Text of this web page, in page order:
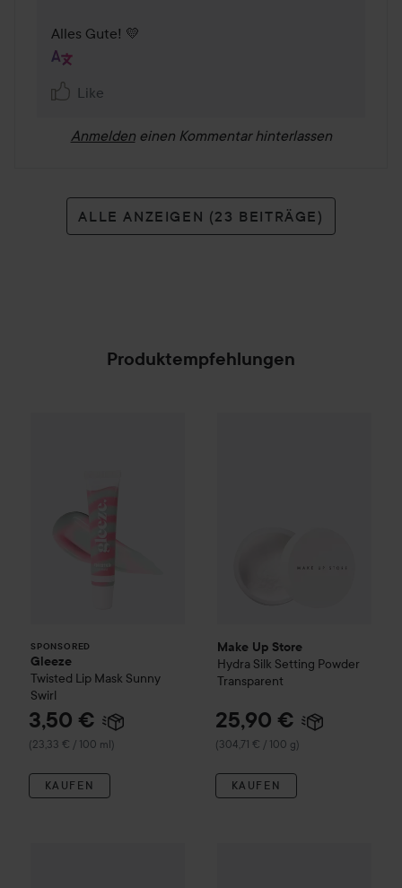
Alles Gute! 💛
Like
Anmelden einen Kommentar hinterlassen
ALLE ANZEIGEN (23 BEITRÄGE)
Produktempfehlungen
SPONSORED
Gleeze
Twisted Lip Mask Sunny
Swirl
3,50 €
(23,33 € / 100 ml)
KAUFEN
Make Up Store
Hydra Silk Setting Powder
Transparent
25,90 €
(304,71 € / 100 g)
KAUFEN